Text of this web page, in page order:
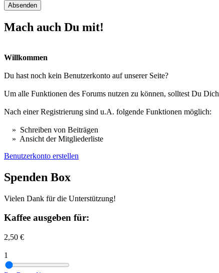
Mach auch Du mit!
Willkommen
Du hast noch kein Benutzerkonto auf unserer Seite?
Um alle Funktionen des Forums nutzen zu können, solltest Du Dich
Nach einer Registrierung sind u.A. folgende Funktionen möglich:
» Schreiben von Beiträgen
» Ansicht der Mitgliederliste
Benutzerkonto erstellen
Spenden Box
Vielen Dank für die Unterstützung!
Kaffee ausgeben für:
2,50 €
1